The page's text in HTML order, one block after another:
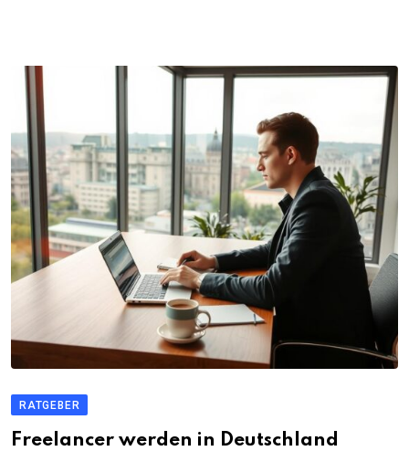
RATGEBER
Freelancer werden in Deutschland